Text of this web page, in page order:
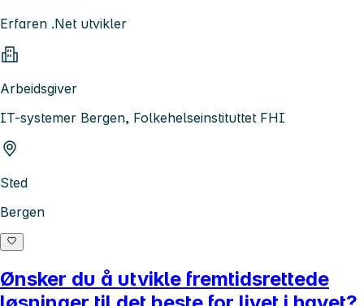
Erfaren .Net utvikler
Arbeidsgiver
IT-systemer Bergen, Folkehelseinstituttet FHI
Sted
Bergen
Ønsker du å utvikle fremtidsrettede